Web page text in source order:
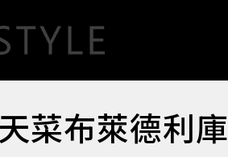
菜布萊德利庫